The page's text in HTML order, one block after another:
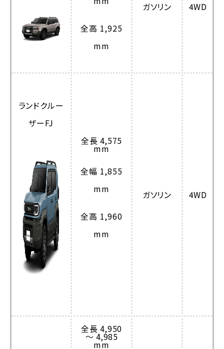
全高 1,925
mm
ガソリン 4WD
ランドクルー
ザーFJ
全長 4,575
mm
全幅 1,855
mm
全高 1,960
mm
ガソリン 4WD
全長 4,950
～ 4,985
mm